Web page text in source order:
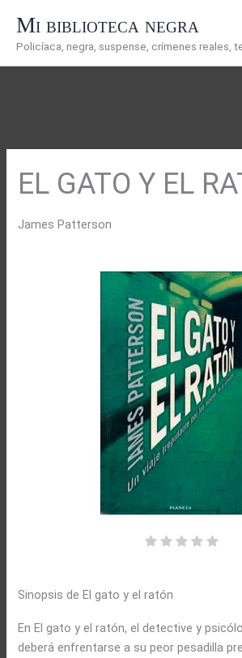
contenido
Mi biblioteca negra
Policíaca, negra, suspense, crímenes reales,
EL GATO Y EL
James Patterson
Sinopsis de El gato y el ratón
En El gato y el ratón, el detective y
deberá enfrentarse a su peor pesadilla